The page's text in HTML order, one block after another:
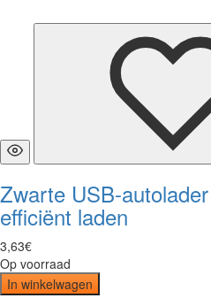
Zwarte USB-
efficiënt laden
3,63€
Op voorraad
In winkelwagen